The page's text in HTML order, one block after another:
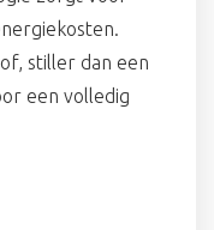
stiller dan een
een volledig